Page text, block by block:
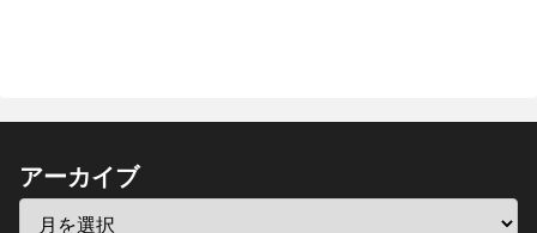
アーカイブ